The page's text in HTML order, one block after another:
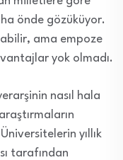
önde gözüküyor.
ama empoze
yok olmadı.
nasıl hala
yıllık
tarafından